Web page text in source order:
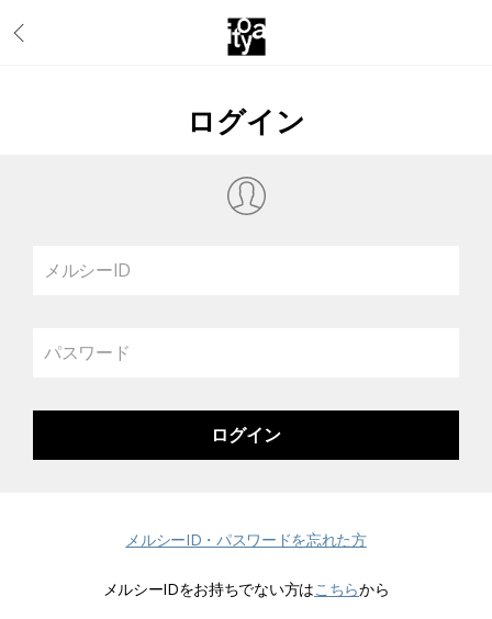
ログイン
メルシーID
パスワード
メルシーID・パスワードを忘れた方
メルシーIDをお持ちでない方はこちらから